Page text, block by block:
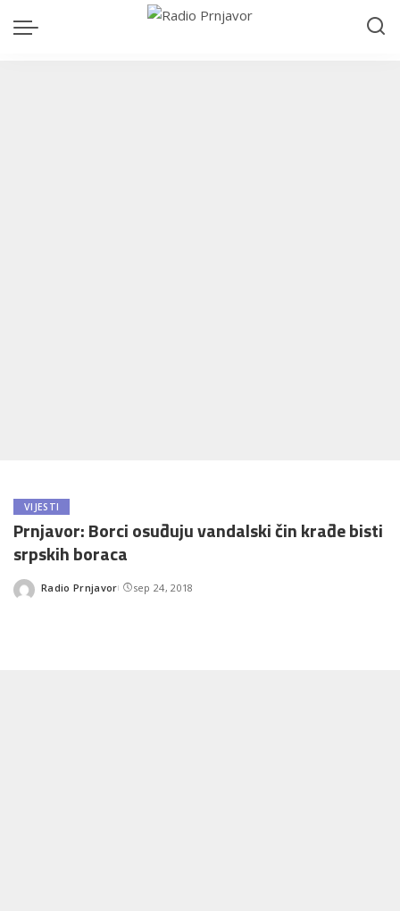
VIJESTI
Prnjavor: Borci osuđuju vandalski čin krađe bisti
srpskih boraca
Posted
Radio Prnjavor sep 24, 2018